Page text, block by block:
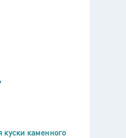
каменного